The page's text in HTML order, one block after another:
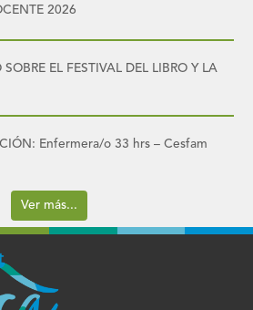
2026
SOBRE EL FESTIVAL DEL LIBRO Y LA
Enfermera/o 33 hrs – Cesfam
Ver más...